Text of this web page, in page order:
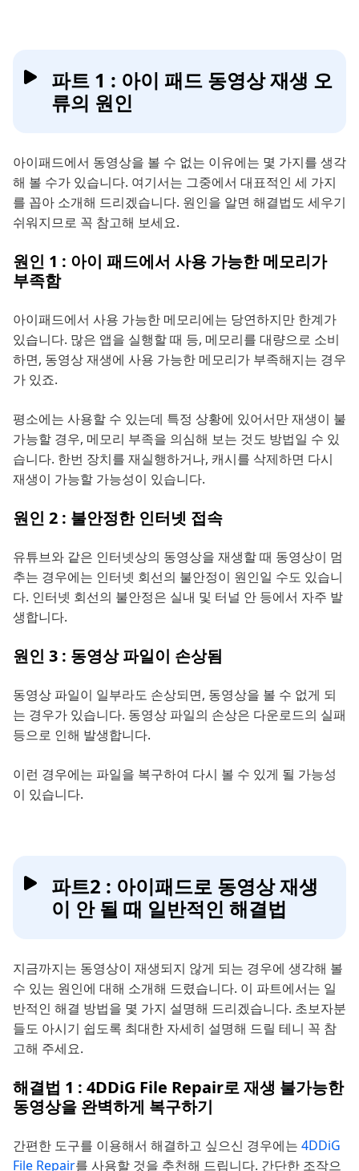
파트 1 : 아이 패드 동영상 재생 오
류의 원인
아이패드에서 동영상을 볼 수 없는 이유에는 몇 가지를 생각
해 볼 수가 있습니다. 여기서는 그중에서 대표적인 세 가지
를 꼽아 소개해 드리겠습니다. 원인을 알면 해결법도 세우기
쉬워지므로 꼭 참고해 보세요.
원인 1 : 아이 패드에서 사용 가능한 메모리가
부족함
아이패드에서 사용 가능한 메모리에는 당연하지만 한계가
있습니다. 많은 앱을 실행할 때 등, 메모리를 대량으로 소비
하면, 동영상 재생에 사용 가능한 메모리가 부족해지는 경우
가 있죠.
평소에는 사용할 수 있는데 특정 상황에 있어서만 재생이 불
가능할 경우, 메모리 부족을 의심해 보는 것도 방법일 수 있
습니다. 한번 장치를 재실행하거나, 캐시를 삭제하면 다시
재생이 가능할 가능성이 있습니다.
원인 2 : 불안정한 인터넷 접속
유튜브와 같은 인터넷상의 동영상을 재생할 때 동영상이 멈
추는 경우에는 인터넷 회선의 불안정이 원인일 수도 있습니
다. 인터넷 회선의 불안정은 실내 및 터널 안 등에서 자주 발
생합니다.
원인 3 : 동영상 파일이 손상됨
동영상 파일이 일부라도 손상되면, 동영상을 볼 수 없게 되
는 경우가 있습니다. 동영상 파일의 손상은 다운로드의 실패
등으로 인해 발생합니다.
이런 경우에는 파일을 복구하여 다시 볼 수 있게 될 가능성
이 있습니다.
파트2 : 아이패드로 동영상 재생
이 안 될 때 일반적인 해결법
지금까지는 동영상이 재생되지 않게 되는 경우에 생각해 볼
수 있는 원인에 대해 소개해 드렸습니다. 이 파트에서는 일
반적인 해결 방법을 몇 가지 설명해 드리겠습니다. 초보자분
들도 아시기 쉽도록 최대한 자세히 설명해 드릴 테니 꼭 참
고해 주세요.
해결법 1 : 4DDiG File Repair로 재생 불가능한
동영상을 완벽하게 복구하기
간편한 도구를 이용해서 해결하고 싶으신 경우에는 4DDiG
File Repair를 사용할 것을 추천해 드립니다. 간단한 조작으